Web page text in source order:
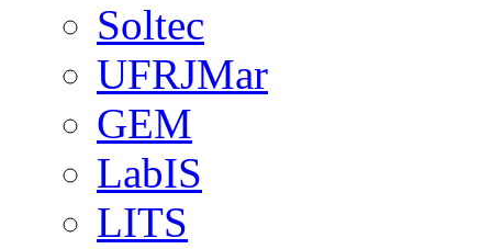
Soltec
UFRJMar
GEM
LabIS
LITS